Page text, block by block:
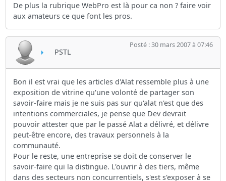
De plus la rubrique WebPro est là pour ca non ? faire voir
aux amateurs ce que font les pros.
PSTL
Posté : 30 mars 2007 à 07:46
Bon il est vrai que les articles d'Alat ressemble plus à une
exposition de vitrine qu'une volonté de partager son
savoir-faire mais je ne suis pas sur qu'alat n'est que des
intentions commerciales, je pense que Dev devrait
pouvoir attester que par le passé Alat a délivré, et délivre
peut-être encore, des travaux personnels à la
communauté.
Pour le reste, une entreprise se doit de conserver le
savoir-faire qui la distingue. L'ouvrir à des tiers, même
dans des secteurs non concurrentiels, s'est s'exposer à se